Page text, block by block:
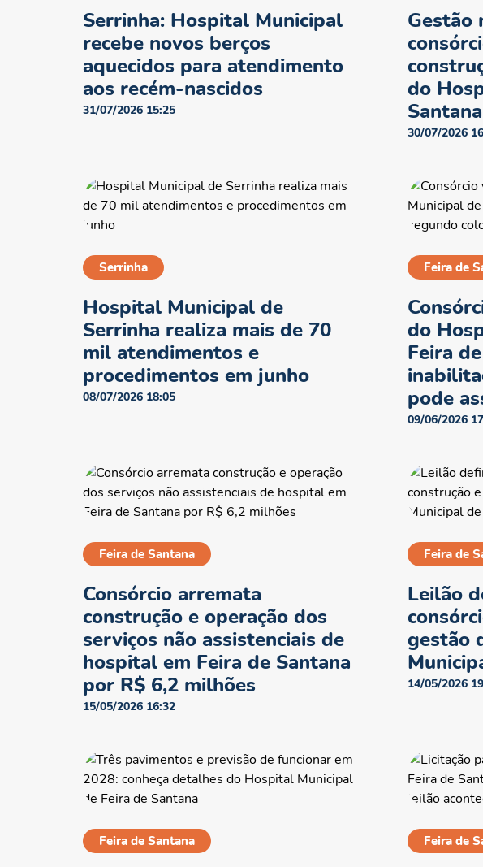
Serrinha: Hospital Municipal
recebe novos berços
aquecidos para atendimento
aos recém-nascidos
31/07/2026 15:25
Gestão
do
Santana
30/07/2026
Serrinha
Hospital Municipal de
Serrinha realiza mais de 70
mil atendimentos e
procedimentos em junho
08/07/2026 18:05
Feira de
do
Feira
pode
09/06/2026
Feira de Santana
Consórcio arremata
construção e operação dos
serviços não assistenciais de
hospital em Feira de Santana
por R$ 6,2 milhões
15/05/2026 16:32
Feira de
Leilão
gestão
14/05/2026
Feira de Santana Feira de